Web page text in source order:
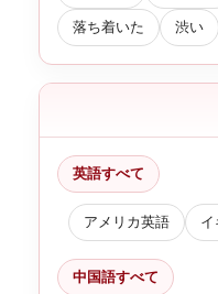
落ち着いた 渋い
英語すべて
アメリカ英語
中国語すべて